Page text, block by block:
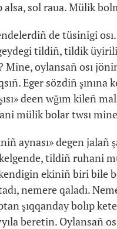
alsa, sol raua. Mülik
de tüsinigi
tildiñ, tildik
oylansañ osı
Eger sözdiñ
deen wğım kileñ
mülik bolar twsı mine
aynası» degen jalañ
kelgende, tildiñ ruhani
ekiniñ biri bile
nemere qaladı.
şıqqanday bolıp
beretin. Oylansañ